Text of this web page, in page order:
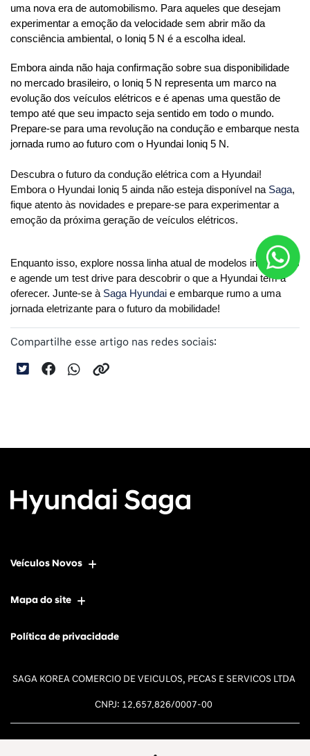
uma nova era de automobilismo. Para aqueles que desejam
experimentar a emoção da velocidade sem abrir mão da
consciência ambiental, o Ioniq 5 N é a escolha ideal.
Embora ainda não haja confirmação sobre sua disponibilidade
no mercado brasileiro, o Ioniq 5 N representa um marco na
evolução dos veículos elétricos e é apenas uma questão de
tempo até que seu impacto seja sentido em todo o mundo.
Prepare-se para uma revolução na condução e embarque nesta
jornada rumo ao futuro com o Hyundai Ioniq 5 N.
Descubra o futuro da condução elétrica com a Hyundai!
Embora o Hyundai Ioniq 5 ainda não esteja disponível na Saga,
fique atento às novidades e prepare-se para experimentar a
emoção da próxima geração de veículos elétricos.
Enquanto isso, explore nossa linha atual de modelos inovadores
e agende um test drive para descobrir o que a Hyundai tem a
oferecer. Junte-se à Saga Hyundai e embarque rumo a uma
jornada eletrizante para o futuro da mobilidade!
Compartilhe esse artigo nas redes sociais:
Veículos Novos
Mapa do site
Política de privacidade
SAGA KOREA COMERCIO DE VEICULOS, PECAS E SERVICOS LTDA
CNPJ: 12.657.826/0007-00